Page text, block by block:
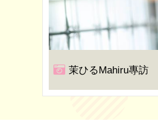
茉ひるMahiru專訪